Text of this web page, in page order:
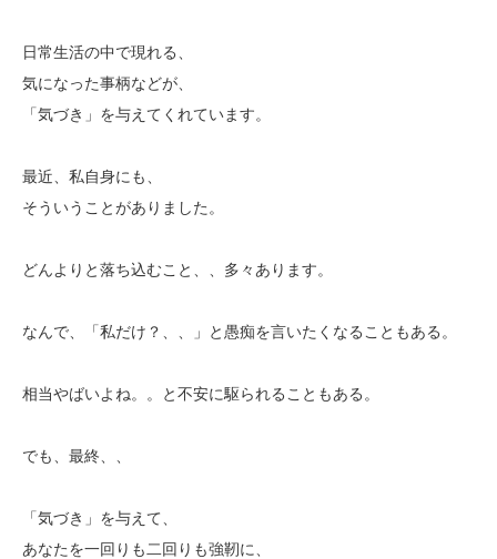
日常生活の中で現れる、
気になった事柄などが、
「気づき」を与えてくれています。
最近、私自身にも、
そういうことがありました。
どんよりと落ち込むこと、、多々あります。
なんで、「私だけ？、、」と愚痴を言いたくなることもある。
相当やばいよね。。と不安に駆られることもある。
でも、最終、、
「気づき」を与えて、
あなたを一回りも二回りも強靭に、